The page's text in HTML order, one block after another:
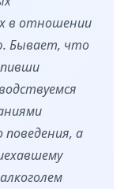
в отношении
Бывает, что
поведения, а